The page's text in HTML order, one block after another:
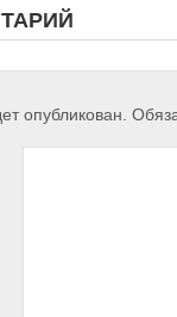
опубликован.